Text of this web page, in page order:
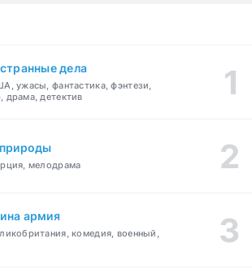
дела
ужасы, фантастика, фэнтези,
драма, детектив
мелодрама
армия
комедия, военный,